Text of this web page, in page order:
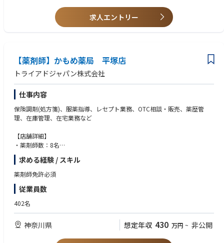
求人エントリー
【薬剤師】かもめ薬局 平塚店
トライアドジャパン株式会社
仕事内容
保険調剤(処方箋)、服薬指導、レセプト業務、OTC相談・販売、薬歴管
理、在庫管理、在宅業務など
【店舗詳細】
・薬剤師数：8名
・事務：6名
・応需科目：内科
・処方箋枚数：120枚/日
トライアドジャパン株式会社の薬局部門のカモメ薬局は東京、神奈川、埼
玉に29店舗展開しております。
これまでの経験を活かし、よりよい薬局作りを一緒にしませんか。
求める経験 / スキル
薬剤師免許必須
従業員数
402名
神奈川県 想定年収 430 万円 ~ 非公開